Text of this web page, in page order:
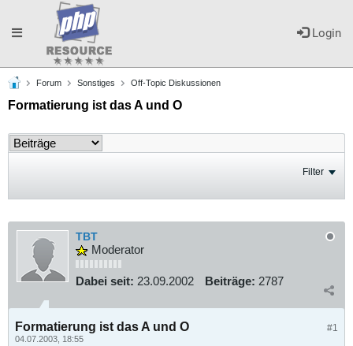
Login
Toggle
navigation
Forum Sonstiges Off-Topic Diskussionen
Formatierung ist das A und O
Filter
TBT
Moderator
Dabei seit: 23.09.2002 Beiträge: 2787
#1
Formatierung ist das A und O
04.07.2003, 18:55